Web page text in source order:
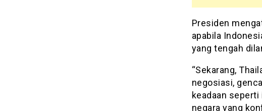
Presiden
apabila
yang tengah
“Sekarang,
negosiasi,
keadaan
negara yang